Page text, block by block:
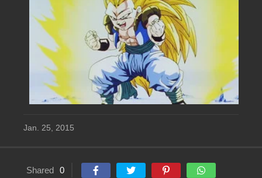
Jan. 25, 2015
Shared 0